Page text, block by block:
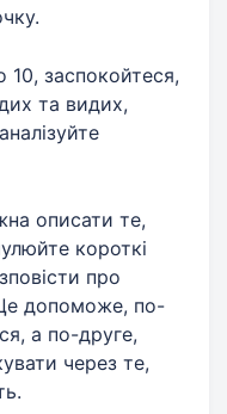
10, заспокойтеся,
та видих,
описати те,
короткі
про
допоможе, по-
а по-друге,
через те,